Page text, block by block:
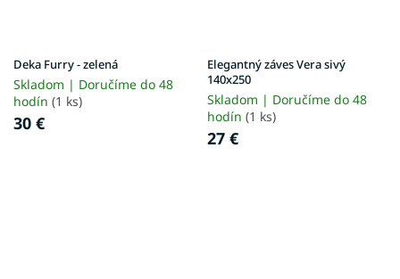
Deka Furry - zelená
Skladom | Doručíme do 48
hodín (1 ks)
30 €
Elegantný záves Vera sivý
140x250
Skladom | Doručíme do 48
hodín (1 ks)
27 €